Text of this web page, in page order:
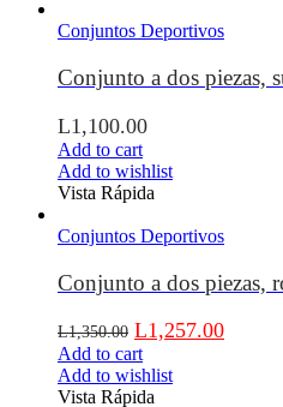
Conjuntos Deportivos
Conjunto a dos piezas,
L1,100.00
Add to cart
Add to wishlist
Vista Rápida
Conjuntos Deportivos
Conjunto a dos piezas,
L1,350.00 L1,257.00
Add to cart
Add to wishlist
Vista Rápida